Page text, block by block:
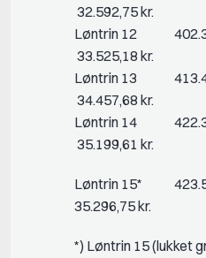
32.592,75 kr.
Løntrin 12
33.525,18 kr.
Løntrin 13
34.457,68 kr.
Løntrin 14
35.199,61 kr.
Løntrin 15*
35.296,75 kr.
*) Løntrin 15 (lukket